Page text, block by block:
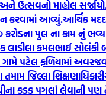
ઉત્સવનો માહોલ
કરવામાં આવ્યું.આર્થિક
કરોડના પુલ ના કામ નું
લાડીલા કમલભાઈ સોલંકી
ગામે પટેલ ફળિયામાં
જિલ્લા
કડક પગલાં લેવાની પણ